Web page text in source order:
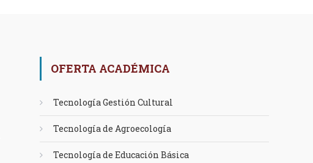
OFERTA ACADÉMICA
Tecnología Gestión Cultural
Tecnología de Agroecología
Tecnología de Educación Básica